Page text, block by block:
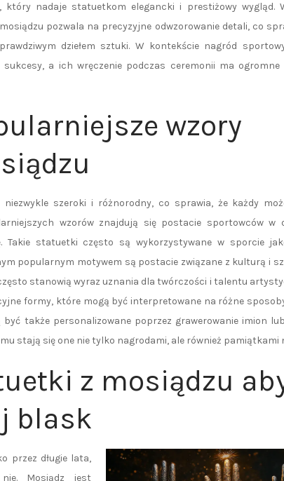
nadaje statuetkom elegancki i prestiżowy wygląd.
pozwala na precyzyjne odwzorowanie detali, co
dziełem sztuki. W kontekście nagród
a ich wręczenie podczas ceremonii ma ogromne
wzory
szeroki i różnorodny, co sprawia, że każdy
wzorów znajdują się postacie sportowców w
Takie statuetki często są wykorzystywane w sporcie
popularnym motywem są postacie związane z kulturą i
stanowią wyraz uznania dla twórczości i talentu
formy, które mogą być interpretowane na różne
także personalizowane poprzez grawerowanie imion
stają się one nie tylko nagrodami, ale również pamiątkami
z mosiądzu
blask
przez długie lata,
Mosiądz jest